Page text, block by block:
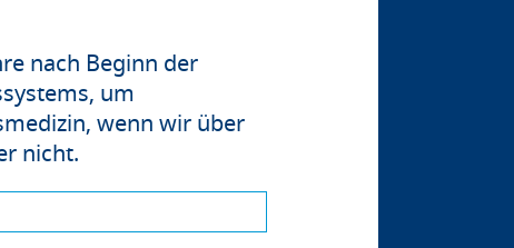
nach Beginn der
um
wenn wir über
nicht.